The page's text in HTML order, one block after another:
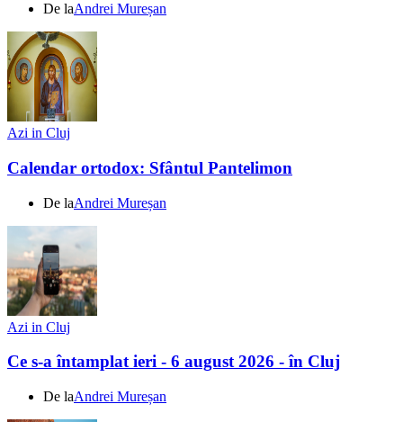
De laAndrei Mureșan
Azi in Cluj
Calendar ortodox: Sfântul Pantelimon
De laAndrei Mureșan
Azi in Cluj
Ce s-a întamplat ieri - 6 august 2026 - în Cluj
De laAndrei Mureșan